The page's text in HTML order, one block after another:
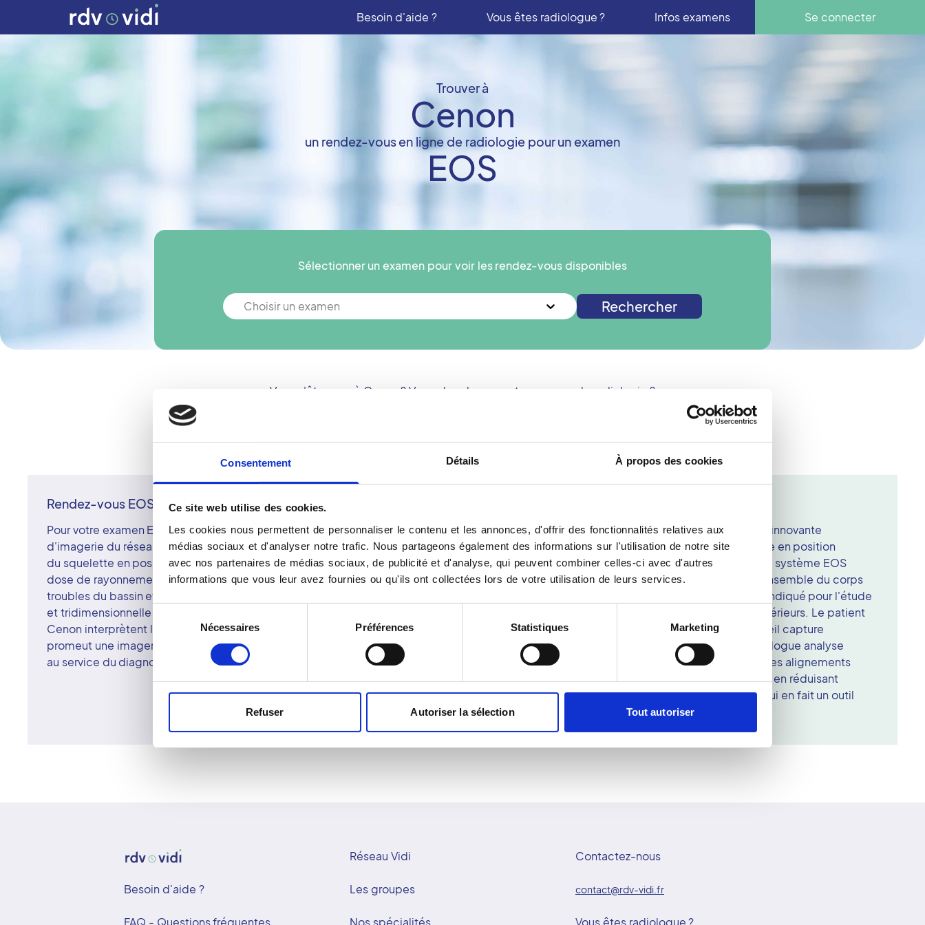
Consentement Détails À propos des cookies
Ce site web utilise des cookies.
Les cookies nous permettent de personnaliser le contenu et les annonces, d'offrir des fonctionnalités relatives aux
médias sociaux et d'analyser notre trafic. Nous partageons également des informations sur l'utilisation de notre site
avec nos partenaires de médias sociaux, de publicité et d'analyse, qui peuvent combiner celles-ci avec d'autres
informations que vous leur avez fournies ou qu'ils ont collectées lors de votre utilisation de leurs services.
consentement
Nécessaires Préférences Statistiques Marketing
Refuser Autoriser la sélection Tout autoriser
Besoin d'aide ? Vous êtes radiologue ? Infos examens Se connecter
Trouver à
Cenon
un rendez-vous en ligne de radiologie pour un examen
EOS
Sélectionner un examen pour voir les rendez-vous disponibles
Choisir un examen Rechercher
Vous n'êtes pas à Cenon
? Vous cherchez un autre examen de radiologie ?
Rendez-vous EOS à Cenon
Pour votre examen EOS à Cenon, prenez rendez-vous dans un centre
d'imagerie du réseau Vidi. L'imagerie EOS permet une analyse complète
du squelette en position naturelle, tout en réduisant considérablement la
dose de rayonnement. Recommandée pour le suivi des scolioses, des
troubles du bassin et des bilans orthopédiques, elle offre une vision précise
et tridimensionnelle du corps. Les radiologues surspécialisés du centre de
Cenon interprètent les images avec exigence et précision. Le réseau Vidi
promeut une imagerie moderne, sûre et humaine, où la technologie se met
au service du diagnostic et du confort du patient.
L'examen EOS est une technique d'imagerie médicale innovante
permettant d'obtenir des images précises du squelette en position
debout. Réalisé dans un centre d'imagerie médicale, le système EOS
utilise des rayons X à très faible dose pour visualiser l'ensemble du corps
en trois dimensions. Cet examen est particulièrement indiqué pour l'étude
de la colonne vertébrale, du bassin et des membres inférieurs. Le patient
reste debout quelques secondes pendant que l'appareil capture
simultanément deux vues, de face et de profil. Le radiologue analyse
ensuite les images 2D et 3D pour évaluer la posture et les alignements
osseux. L'imagerie EOS offre une grande précision tout en réduisant
considérablement l'exposition aux rayonnements, ce qui en fait un outil
privilégié pour le suivi orthopédique et pédiatrique.
Besoin d'aide ?
FAQ - Questions fréquentes
Réseau Vidi
Les groupes
Nos spécialités
Contactez-nous
contact@rdv-vidi.fr
Vous êtes radiologue ?